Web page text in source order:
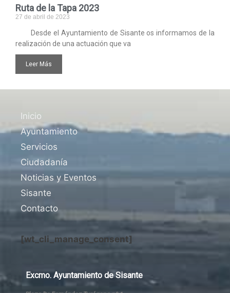
Ruta de la Tapa 2023
27 de abril de 2023
Desde el Ayuntamiento de Sisante os informamos de la
realización de una actuación que va
Leer Más
Inicio
Ayuntamiento
Servicios
Ciudadanía
Noticias y Eventos
Sisante
Contacto
[wt_cli_manage_consent]
Excmo. Ayuntamiento de Sisante